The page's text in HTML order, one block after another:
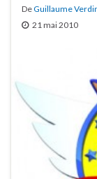
DeGuillaume
21 mai 2010